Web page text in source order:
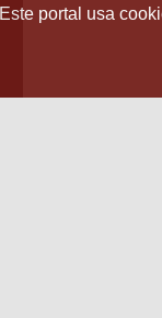
Este portal usa